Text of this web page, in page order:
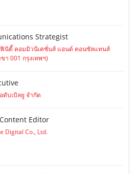
Strategist
นิตี้ คอมมิวนิเคชั่นส์ แอนด์ คอนซัลแทนส์
า 001 กรุงเทพฯ)
ดับเบิลยู จำกัด
Editor
Digital Co., Ltd.